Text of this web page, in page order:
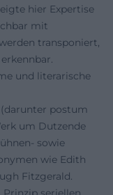
hier Expertise
mit
transponiert,
und literarische
postum
um Dutzende
sowie
wie Edith
Fitzgerald.